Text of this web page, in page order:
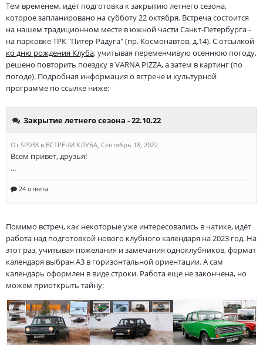
Тем временем, идёт подготовка к закрытию летнего сезона,
которое запланировано на субботу 22 октября. Встреча состоится
на нашем традиционном месте в южной части Санкт-Петербурга -
на парковке ТРК "Питер-Радуга" (пр. Космонавтов, д.14). С отсылкой
ко дню рождения Клуба, учитывая переменчивую осеннюю погоду,
решено повторить поездку в VARNA PIZZA, а затем в картинг (по
погоде). Подробная информация о встрече и культурной
программе по ссылке ниже:
Помимо встреч, как некоторые уже интересовались в чатике, идёт
работа над подготовкой нового клубного календаря на 2023 год. На
этот раз, учитывая пожелания и замечания одноклубников, формат
календаря выбран А3 в горизонтальной ориентации. А сам
календарь оформлен в виде строки. Работа еще не закончена, но
можем приоткрыть тайну: